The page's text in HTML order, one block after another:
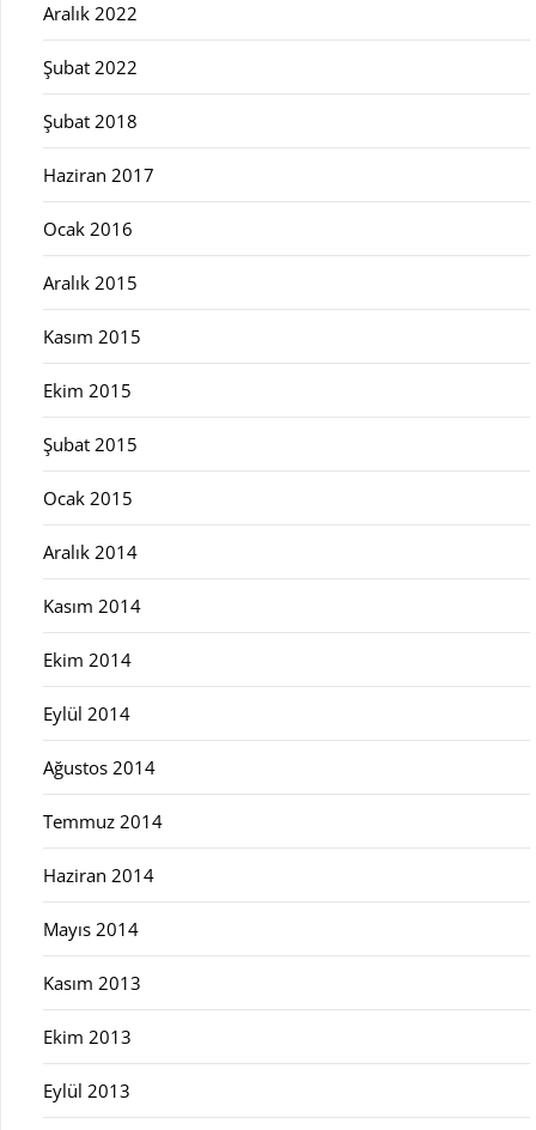
Aralık 2022
Şubat 2022
Şubat 2018
Haziran 2017
Ocak 2016
Aralık 2015
Kasım 2015
Ekim 2015
Şubat 2015
Ocak 2015
Aralık 2014
Kasım 2014
Ekim 2014
Eylül 2014
Ağustos 2014
Temmuz 2014
Haziran 2014
Mayıs 2014
Kasım 2013
Ekim 2013
Eylül 2013